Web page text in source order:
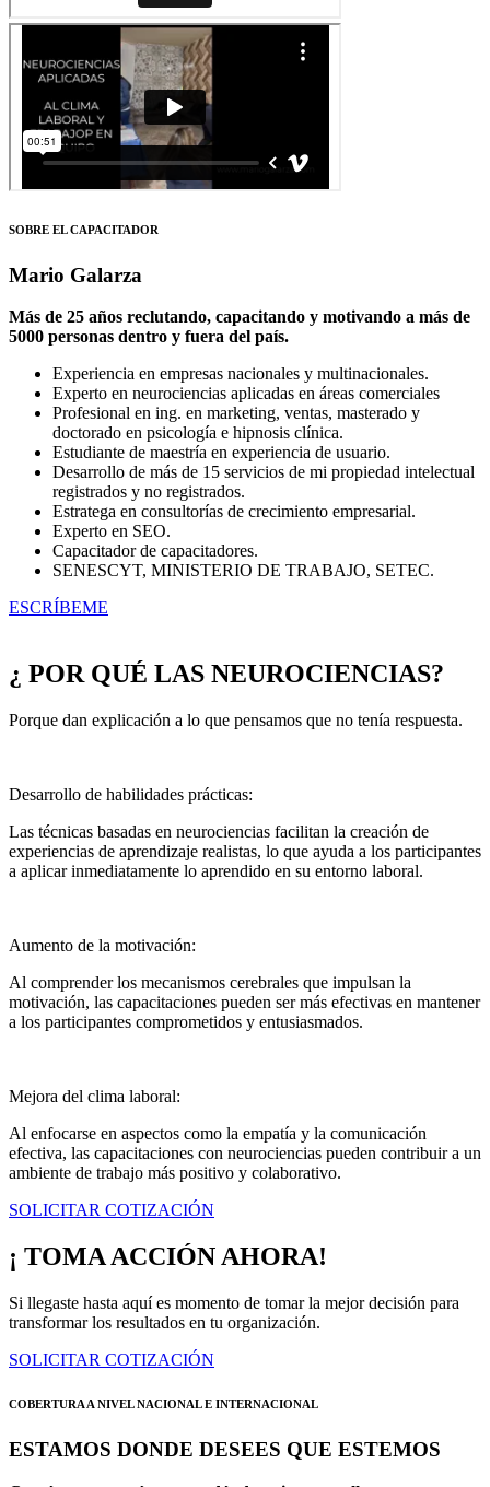
SOBRE EL CAPACITADOR
Mario Galarza
Más de 25 años reclutando, capacitando y motivando a más de
5000 personas dentro y fuera del país.
Experiencia en empresas nacionales y multinacionales.
Experto en neurociencias aplicadas en áreas comerciales
Profesional en ing. en marketing, ventas, masterado y
doctorado en psicología e hipnosis clínica.
Estudiante de maestría en experiencia de usuario.
Desarrollo de más de 15 servicios de mi propiedad intelectual
registrados y no registrados.
Estratega en consultorías de crecimiento empresarial.
Experto en SEO.
Capacitador de capacitadores.
SENESCYT, MINISTERIO DE TRABAJO, SETEC.
ESCRÍBEME
¿ POR QUÉ LAS NEUROCIENCIAS?
Porque dan explicación a lo que pensamos que no tenía respuesta.
Desarrollo de habilidades prácticas:
Las técnicas basadas en neurociencias facilitan la creación de
experiencias de aprendizaje realistas, lo que ayuda a los participantes
a aplicar inmediatamente lo aprendido en su entorno laboral.
Aumento de la motivación:
Al comprender los mecanismos cerebrales que impulsan la
motivación, las capacitaciones pueden ser más efectivas en mantener
a los participantes comprometidos y entusiasmados.
Mejora del clima laboral:
Al enfocarse en aspectos como la empatía y la comunicación
efectiva, las capacitaciones con neurociencias pueden contribuir a un
ambiente de trabajo más positivo y colaborativo.
SOLICITAR COTIZACIÓN
¡ TOMA ACCIÓN AHORA!
Si llegaste hasta aquí es momento de tomar la mejor decisión para
transformar los resultados en tu organización.
SOLICITAR COTIZACIÓN
COBERTURA A NIVEL NACIONAL E INTERNACIONAL
ESTAMOS DONDE DESEES QUE ESTEMOS